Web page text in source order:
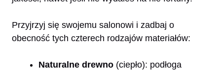
Przyjrzyj się swojemu salonowi i zadbaj o
obecność tych czterech rodzajów materiałów:
Naturalne drewno (ciepło): podłoga